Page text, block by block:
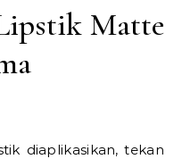
Matte
diaplikasikan, tekan